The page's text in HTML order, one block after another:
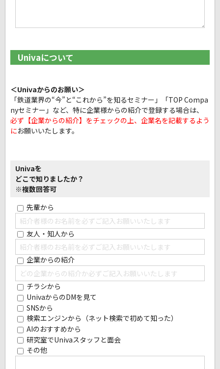
Univaについて
＜Univaからのお願い＞
「鉄道業界の“今”と“これから”を知るセミナー」「TOP Compa
nyセミナー」など、 特に企業様からの紹介で登録する場合は、
必ず【企業からの紹介】をチェックの上、企業名を記載するよう
にお願いいたします。
Univaを
どこで知りましたか？
※複数回答可
先輩から
友人・知人から
企業からの紹介
チラシから
UnivaからのDMを見て
SNSから
検索エンジンから（ネット検索で初めて知った）
AIのおすすめから
研究室でUnivaスタッフと面会
その他